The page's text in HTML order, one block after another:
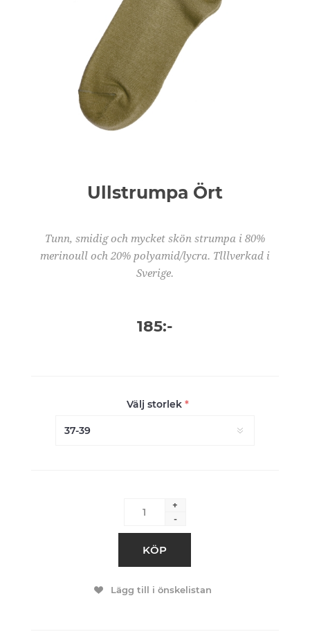
Ullstrumpa Ört
Tunn, smidig och mycket skön strumpa i 80%
merinoull och 20% polyamid/lycra. Tlllverkad i
Sverige.
185:-
Välj storlek *
+
-
KÖP
Lägg till i önskelistan